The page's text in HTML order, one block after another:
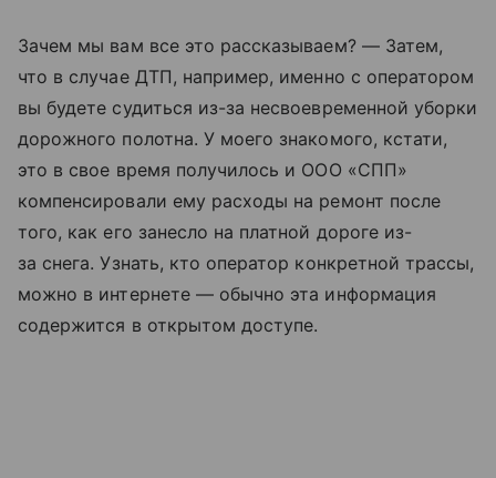
Зачем мы вам все это рассказываем? — Затем,
что в случае ДТП, например, именно с оператором
вы будете судиться из-за несвоевременной уборки
дорожного полотна. У моего знакомого, кстати,
это в свое время получилось и ООО «СПП»
компенсировали ему расходы на ремонт после
того, как его занесло на платной дороге из-
за снега. Узнать, кто оператор конкретной трассы,
можно в интернете — обычно эта информация
содержится в открытом доступе.